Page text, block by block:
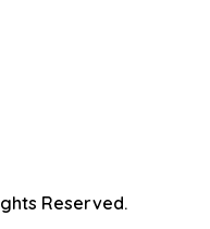
Reserved.